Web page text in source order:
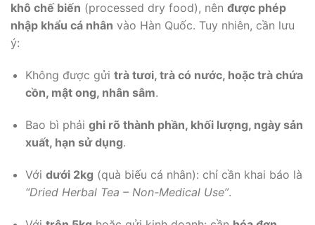
khô chế biến (processed dry food), nên được phép
nhập khẩu cá nhân vào Hàn Quốc. Tuy nhiên, cần lưu
ý:
Không được gửi trà tươi, trà có nước, hoặc trà chứa
cồn, mật ong, nhân sâm.
Bao bì phải ghi rõ thành phần, khối lượng, ngày sản
xuất, hạn sử dụng.
Với dưới 2kg (quà biếu cá nhân): chỉ cần khai báo là
“Dried Herbal Tea – Non-Medical Use”.